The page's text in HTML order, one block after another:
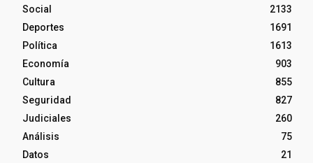
Social
2133
Deportes
1691
Política
1613
Economía
903
Cultura
855
Seguridad
827
Judiciales
260
Análisis
75
Datos
21